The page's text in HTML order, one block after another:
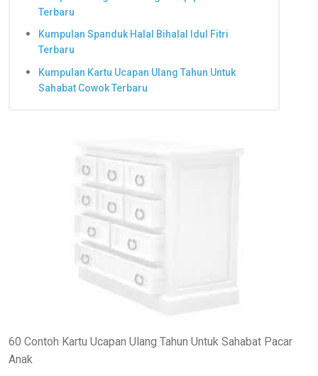
Terbaru
Kumpulan Spanduk Halal Bihalal Idul Fitri
Terbaru
Kumpulan Kartu Ucapan Ulang Tahun Untuk
Sahabat Cowok Terbaru
60 Contoh Kartu Ucapan Ulang Tahun Untuk Sahabat Pacar
Anak